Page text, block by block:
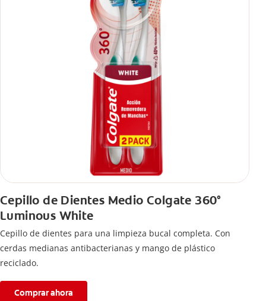
Cepillo de Dientes Medio Colgate 360°
Luminous White
Cepillo de dientes para una limpieza bucal completa. Con
cerdas medianas antibacterianas y mango de plástico
reciclado.
Comprar ahora